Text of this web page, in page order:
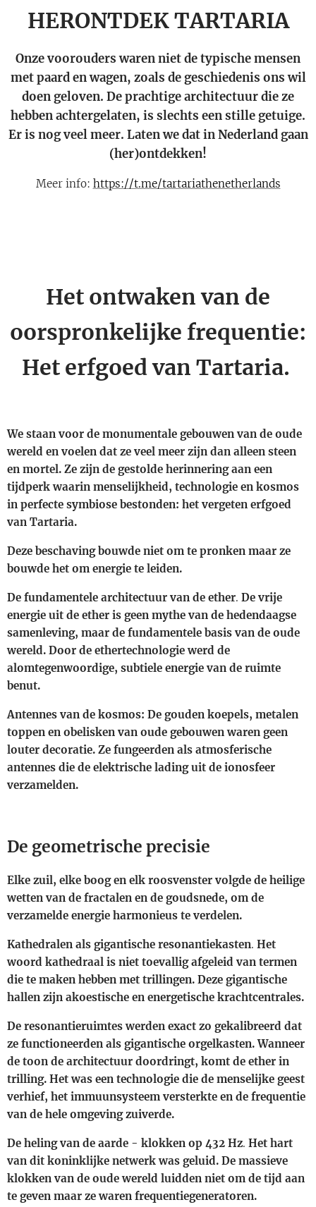
HERONTDEK TARTARIA
Onze voorouders waren niet de typische mensen
met paard en wagen, zoals de geschiedenis ons wil
doen geloven. De prachtige architectuur die ze
hebben achtergelaten, is slechts een stille getuige.
Er is nog veel meer. Laten we dat in Nederland gaan
(her)ontdekken!
Meer info: https://t.me/tartariathenetherlands
Het ontwaken van de
oorspronkelijke frequentie:
Het erfgoed van Tartaria.
We staan voor de monumentale gebouwen van de oude
wereld en voelen dat ze veel meer zijn dan alleen steen
en mortel. Ze zijn de gestolde herinnering aan een
tijdperk waarin menselijkheid, technologie en kosmos
in perfecte symbiose bestonden: het vergeten erfgoed
van Tartaria.
​Deze beschaving bouwde niet om te pronken maar ze
bouwde het om energie te leiden.
De fundamentele architectuur van de ether. De vrije
energie uit de ether is geen mythe van de hedendaagse
samenleving, maar de fundamentele basis van de oude
wereld. Door de ethertechnologie werd de
alomtegenwoordige, subtiele energie van de ruimte
benut.
Antennes van de kosmos: De gouden koepels, metalen
toppen en obelisken van oude gebouwen waren geen
louter decoratie. Ze fungeerden als atmosferische
antennes die de elektrische lading uit de ionosfeer
verzamelden.
De geometrische precisie
Elke zuil, elke boog en elk roosvenster volgde de heilige
wetten van de fractalen en de goudsnede, om de
verzamelde energie harmonieus te verdelen.
Kathedralen als gigantische resonantiekasten. Het
woord kathedraal is niet toevallig afgeleid van termen
die te maken hebben met trillingen. Deze gigantische
hallen zijn akoestische en energetische krachtcentrales.
​De resonantieruimtes werden exact zo gekalibreerd dat
ze functioneerden als gigantische orgelkasten. Wanneer
de toon de architectuur doordringt, komt de ether in
trilling. Het was een technologie die de menselijke geest
verhief, het immuunsysteem versterkte en de frequentie
van de hele omgeving zuiverde.
De heling van de aarde - klokken op 432 Hz. Het hart
van dit koninklijke netwerk was geluid. De massieve
klokken van de oude wereld luidden niet om de tijd aan
te geven maar ze waren frequentiegeneratoren.